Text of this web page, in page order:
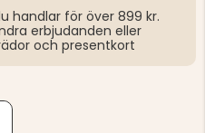
handlar för över 899 kr.
erbjudanden eller
och presentkort